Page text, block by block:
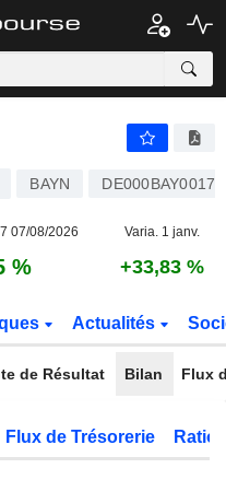
BAYN DE000BAY0017
07/08/2026 Varia. 1 janv.
% +33,83 %
Actualités
de Résultat Bilan Flux
Flux de Trésorerie